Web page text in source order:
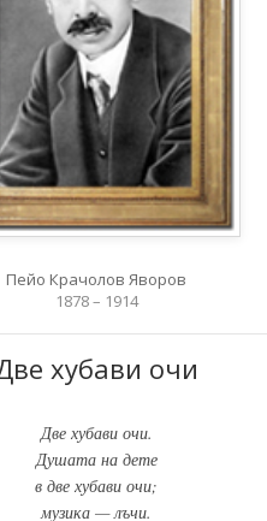
Пейо Крачолов Яворов
1878 – 1914
хубави очи
Две хубави очи.
Душата на дете
в две хубави очи;
музика — лъчи.